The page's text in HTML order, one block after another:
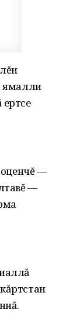
ямалли
—
—